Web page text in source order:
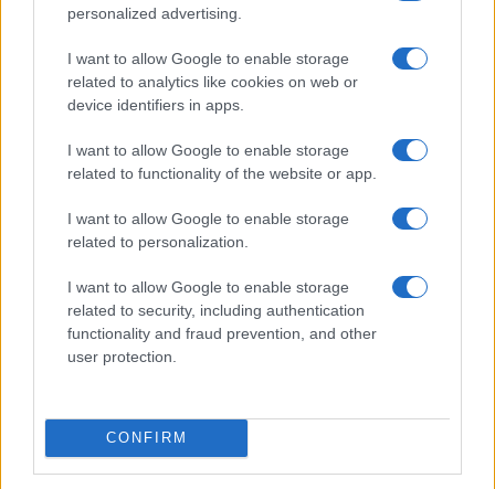
personalized advertising.
I want to allow Google to enable storage
related to analytics like cookies on web or
device identifiers in apps.
I want to allow Google to enable storage
related to functionality of the website or app.
I want to allow Google to enable storage
related to personalization.
I want to allow Google to enable storage
related to security, including authentication
functionality and fraud prevention, and other
user protection.
CONFIRM
ΔΗΜΟΦΙΛΗ
ΑΙΧΜΕΣ: Καλοκαίρι ανατροπών
Συζητήσεις για τη λήξη της συνεργασίας
Αποχώρησε από την Cosmote TV o Μιχάλης Τσώχος
Παίρνουν… σειρά 26 σειρές για τη σεζόν 2026 – 2027
ΑΧΜΕΣ: Δεύτερες σκέψεις στον ΑΝΤ1...
«Στον εξώστη» του ΣΚΑΪ 100.3 ο Γιάννης Καντέλης και ο
Αντώνης Αντζολέτος